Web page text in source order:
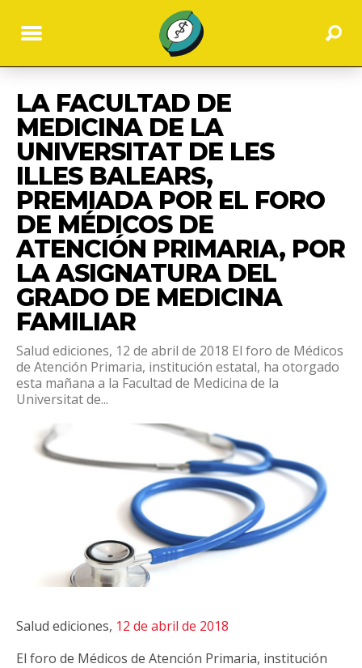
LA FACULTAD DE
MEDICINA DE LA
UNIVERSITAT DE LES
ILLES BALEARS,
PREMIADA POR EL FORO
DE MÉDICOS DE
ATENCIÓN PRIMARIA, POR
LA ASIGNATURA DEL
GRADO DE MEDICINA
FAMILIAR
Salud ediciones, 12 de abril de 2018 El foro de Médicos
de Atención Primaria, institución estatal, ha otorgado
esta mañana a la Facultad de Medicina de la
Universitat de...
Salud ediciones, 12 de abril de 2018
El foro de Médicos de Atención Primaria, institución